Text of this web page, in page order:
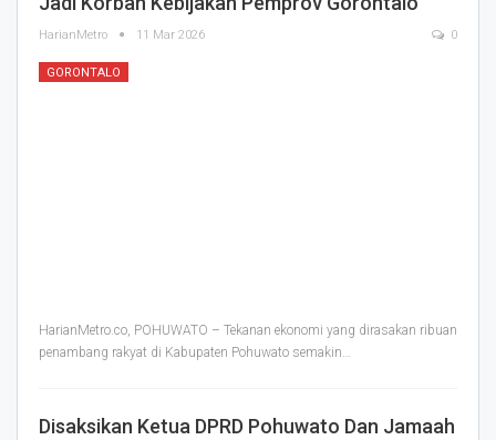
HarianMetro 11 Mar 2026 0
GORONTALO
HarianMetro.co, POHUWATO – Tekanan ekonomi yang dirasakan ribuan
penambang rakyat di Kabupaten Pohuwato semakin…
Disaksikan Ketua DPRD Pohuwato Dan Jamaah